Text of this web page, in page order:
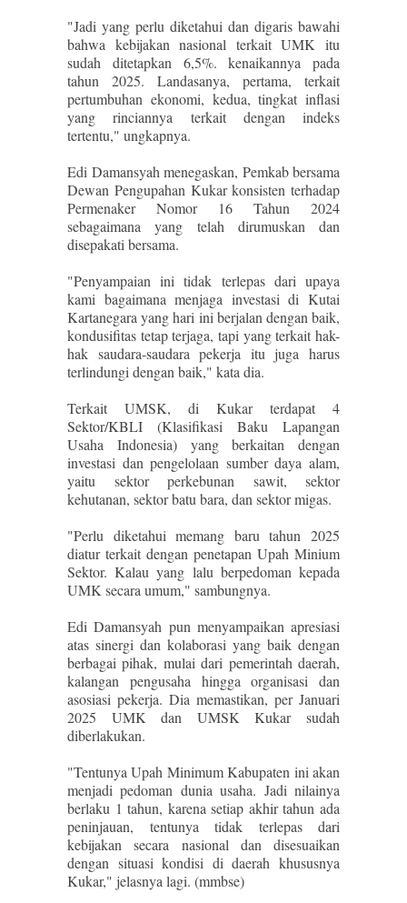
"Jadi yang perlu diketahui dan digaris bawahi
bahwa kebijakan nasional terkait UMK itu
sudah ditetapkan 6,5%. kenaikannya pada
tahun 2025. Landasanya, pertama, terkait
pertumbuhan ekonomi, kedua, tingkat inflasi
yang rinciannya terkait dengan indeks
tertentu," ungkapnya.
Edi Damansyah menegaskan, Pemkab bersama
Dewan Pengupahan Kukar konsisten terhadap
Permenaker Nomor 16 Tahun 2024
sebagaimana yang telah dirumuskan dan
disepakati bersama.
"Penyampaian ini tidak terlepas dari upaya
kami bagaimana menjaga investasi di Kutai
Kartanegara yang hari ini berjalan dengan baik,
kondusifitas tetap terjaga, tapi yang terkait hak-
hak saudara-saudara pekerja itu juga harus
terlindungi dengan baik," kata dia.
Terkait UMSK, di Kukar terdapat 4
Sektor/KBLI (Klasifikasi Baku Lapangan
Usaha Indonesia) yang berkaitan dengan
investasi dan pengelolaan sumber daya alam,
yaitu sektor perkebunan sawit, sektor
kehutanan, sektor batu bara, dan sektor migas.
"Perlu diketahui memang baru tahun 2025
diatur terkait dengan penetapan Upah Minium
Sektor. Kalau yang lalu berpedoman kepada
UMK secara umum," sambungnya.
Edi Damansyah pun menyampaikan apresiasi
atas sinergi dan kolaborasi yang baik dengan
berbagai pihak, mulai dari pemerintah daerah,
kalangan pengusaha hingga organisasi dan
asosiasi pekerja. Dia memastikan, per Januari
2025 UMK dan UMSK Kukar sudah
diberlakukan.
"Tentunya Upah Minimum Kabupaten ini akan
menjadi pedoman dunia usaha. Jadi nilainya
berlaku 1 tahun, karena setiap akhir tahun ada
peninjauan, tentunya tidak terlepas dari
kebijakan secara nasional dan disesuaikan
dengan situasi kondisi di daerah khususnya
Kukar," jelasnya lagi. (mmbse)